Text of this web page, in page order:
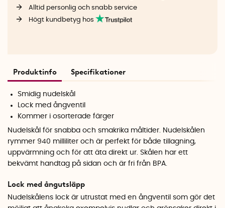
Alltid personlig och snabb service
Högt kundbetyg hos
Produktinfo Specifikationer
Smidig nudelskål
Lock med ångventil
Kommer i osorterade färger
Nudelskål för snabba och smakrika måltider. Nudelskålen
rymmer 940 milliliter och är perfekt för både tillagning,
uppvärmning och för att äta direkt ur. Skålen har ett
bekvämt handtag på sidan och är fri från BPA.
Lock med ångutsläpp
Nudelskålens lock är utrustat med en ångventil som gör det